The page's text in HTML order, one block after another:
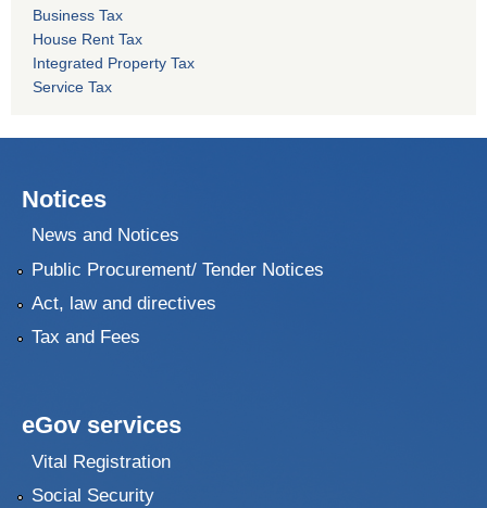
Business Tax
House Rent Tax
Integrated Property Tax
Service Tax
Notices
News and Notices
Public Procurement/ Tender Notices
Act, law and directives
Tax and Fees
eGov services
Vital Registration
Social Security